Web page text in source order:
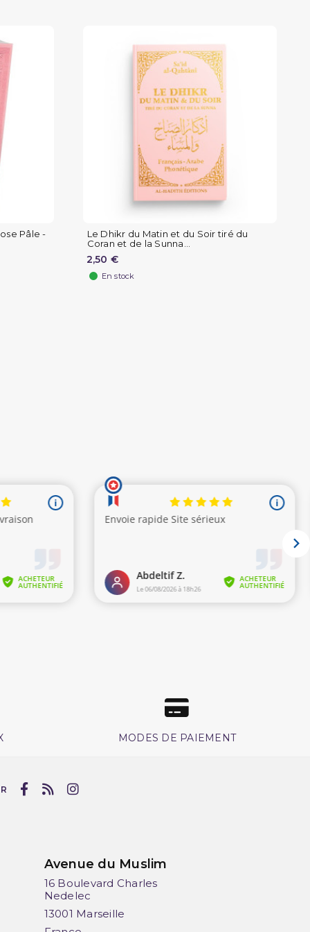
Pâle -
Le Dhikr du Matin et du Soir tiré du
Coran et de la Sunna...
2,50 €
En stock
MODES DE PAIEMENT
Avenue du Muslim
16 Boulevard Charles
Nedelec
13001 Marseille